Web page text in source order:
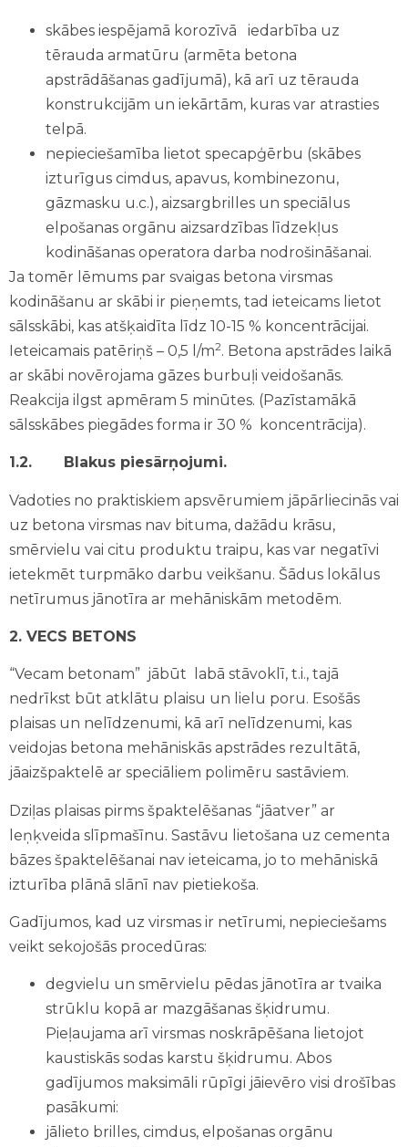
skābes iespējamā korozīvā iedarbība uz
tērauda armatūru (armēta betona
apstrādāšanas gadījumā), kā arī uz tērauda
konstrukcijām un iekārtām, kuras var atrasties
telpā.
nepieciešamība lietot specapģērbu (skābes
izturīgus cimdus, apavus, kombinezonu,
gāzmasku u.c.), aizsargbrilles un speciālus
elpošanas orgānu aizsardzības līdzekļus
kodināšanas operatora darba nodrošināšanai.
Ja tomēr lēmums par svaigas betona virsmas
kodināšanu ar skābi ir pieņemts, tad ieteicams lietot
sālsskābi, kas atšķaidīta līdz 10-15 % koncentrācijai.
Ieteicamais patēriņš – 0,5 l/m2. Betona apstrādes laikā
ar skābi novērojama gāzes burbuļi veidošanās.
Reakcija ilgst apmēram 5 minūtes. (Pazīstamākā
sālsskābes piegādes forma ir 30 % koncentrācija).
1.2. Blakus piesārņojumi.
Vadoties no praktiskiem apsvērumiem jāpārliecinās vai
uz betona virsmas nav bituma, dažādu krāsu,
smērvielu vai citu produktu traipu, kas var negatīvi
ietekmēt turpmāko darbu veikšanu. Šādus lokālus
netīrumus jānotīra ar mehāniskām metodēm.
2. VECS BETONS
“Vecam betonam” jābūt labā stāvoklī, t.i., tajā
nedrīkst būt atklātu plaisu un lielu poru. Esošās
plaisas un nelīdzenumi, kā arī nelīdzenumi, kas
veidojas betona mehāniskās apstrādes rezultātā,
jāaizšpaktelē ar speciāliem polimēru sastāviem.
Dziļas plaisas pirms špaktelēšanas “jāatver” ar
leņķveida slīpmašīnu. Sastāvu lietošana uz cementa
bāzes špaktelēšanai nav ieteicama, jo to mehāniskā
izturība plānā slānī nav pietiekoša.
Gadījumos, kad uz virsmas ir netīrumi, nepieciešams
veikt sekojošās procedūras:
degvielu un smērvielu pēdas jānotīra ar tvaika
strūklu kopā ar mazgāšanas šķidrumu.
Pieļaujama arī virsmas noskrāpēšana lietojot
kaustiskās sodas karstu šķidrumu. Abos
gadījumos maksimāli rūpīgi jāievēro visi drošības
pasākumi:
jālieto brilles, cimdus, elpošanas orgānu